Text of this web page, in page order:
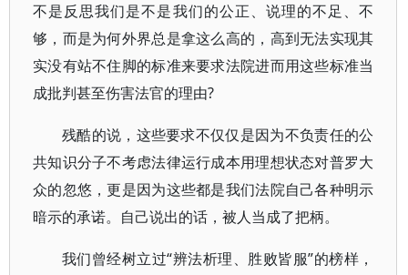
不是反思我们是不是我们的公正、说理的不足、不
够，而是为何外界总是拿这么高的，高到无法实现其
实没有站不住脚的标准来要求法院进而用这些标准当
成批判甚至伤害法官的理由?
残酷的说，这些要求不仅仅是因为不负责任的公
共知识分子不考虑法律运行成本用理想状态对普罗大
众的忽悠，更是因为这些都是我们法院自己各种明示
暗示的承诺。自己说出的话，被人当成了把柄。
我们曾经树立过“辨法析理、胜败皆服”的榜样，